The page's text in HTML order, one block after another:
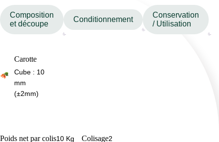
Composition
et découpe
Conditionnement
Conservation
/ Utilisation
Carotte
Cube : 10
mm
(±2mm)
Poids net par colis10 Kg Colisage2